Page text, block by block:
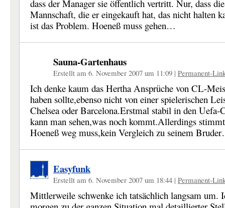
dass der Manager sie öffentlich vertritt. Nur, dass die
Mannschaft, die er eingekauft hat, das nicht halten
ist das Problem. Hoeneß muss gehen…
Sauna-Gartenhaus
Erstellt am 6. November 2007 um 11:09 | Permanent-
Ich denke kaum das Hertha Ansprüche von CL-
haben sollte,ebenso nicht von einer spielerischen
Chelsea oder Barcelona.Erstmal stabil in den Uefa-
kann man sehen,was noch kommt.Allerdings
Hoeneß weg muss,kein Vergleich zu seinem
Easyfunk
Erstellt am 6. November 2007 um 18:44 | Permanent-
Mittlerweile schwenke ich tatsächlich langsam um.